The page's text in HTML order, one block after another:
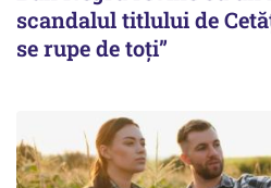
scandalul titlului de
se rupe de toți”